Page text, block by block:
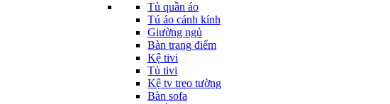
Tủ quần áo
Tú áo cánh kính
Giường ngủ
Bàn trang điểm
Kệ tivi
Tủ tivi
Kệ tv treo tường
Bàn sofa